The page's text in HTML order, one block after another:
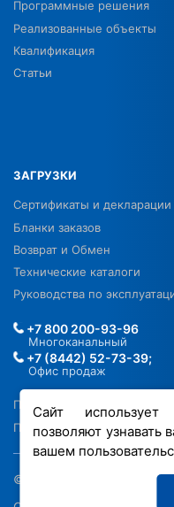
Сайт
позволяют узнавать
вашем
Программные решения
Реализованные объекты
Квалификация
Статьи
ЗАГРУЗКИ
Сертификаты и декларации
Бланки заказов
Возврат и Обмен
Технические каталоги
Руководства по
Политика в отношении ПДН
Политика обработки
+7 800 200-93-96
Многоканальный
+7 (8442) 52-73-39;
Офис продаж
© 2026 ООО «РОВЕН-